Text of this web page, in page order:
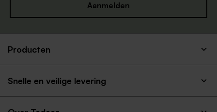
Aanmelden
Producten
Snelle en veilige levering